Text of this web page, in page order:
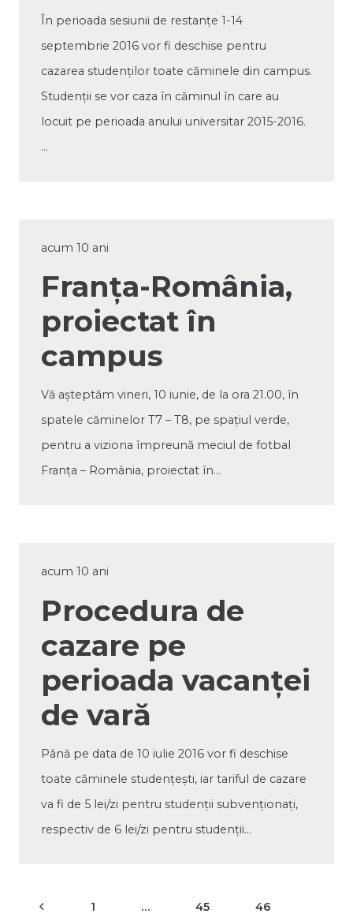
În perioada sesiunii de restanţe 1-14
septembrie 2016 vor fi deschise pentru
cazarea studenţilor toate căminele din campus.
Studenții se vor caza în căminul în care au
locuit pe perioada anului universitar 2015-2016.
…
acum 10 ani
Franța-România,
proiectat în
campus
Vă așteptăm vineri, 10 iunie, de la ora 21.00, în
spatele căminelor T7 – T8, pe spațiul verde,
pentru a viziona împreună meciul de fotbal
Franța – România, proiectat în…
acum 10 ani
Procedura de
cazare pe
perioada vacanței
de vară
Până pe data de 10 iulie 2016 vor fi deschise
toate căminele studențești, iar tariful de cazare
va fi de 5 lei/zi pentru studenții subvenționați,
respectiv de 6 lei/zi pentru studenții…
1 … 45 46